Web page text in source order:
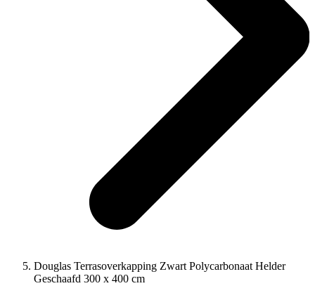
Douglas Terrasoverkapping Zwart Polycarbonaat Helder
Geschaafd 300 x 400 cm